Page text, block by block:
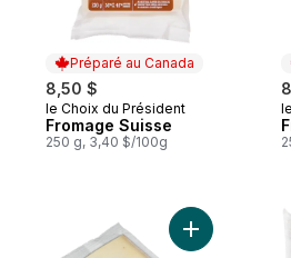
Préparé au Canada
8,50 $
Préparé au Canada
le Choix du Président
Fromage Suisse
250 g, 3,40 $/100g
Ajouter